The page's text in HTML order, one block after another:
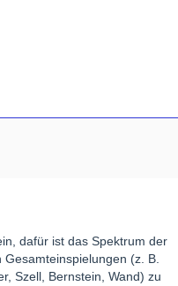
dafür ist das Spektrum der
(z. B.
Szell, Bernstein, Wand) zu